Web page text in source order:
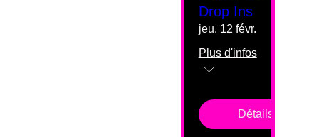
Drop Ins
jeu. 12 févr.
Plus d'infos
Détails